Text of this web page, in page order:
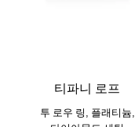
티파니 로프
투 로우 링, 플래티늄,